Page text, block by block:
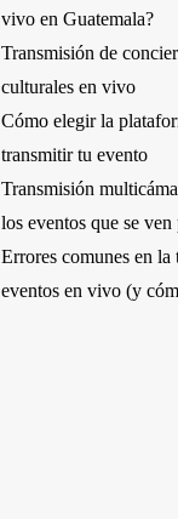
vivo en Guatemala?
Transmisión de
culturales en vivo
Cómo elegir la
transmitir tu evento
Transmisión
los eventos que se
Errores comunes en la
eventos en vivo (y